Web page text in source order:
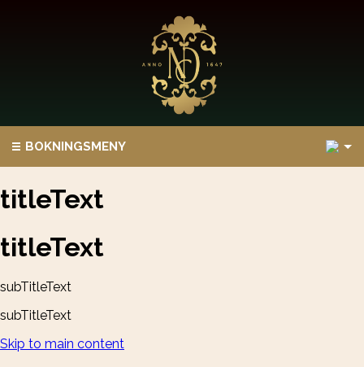
BOKNINGSMENY
titleText
titleText
subTitleText
subTitleText
Skip to main content